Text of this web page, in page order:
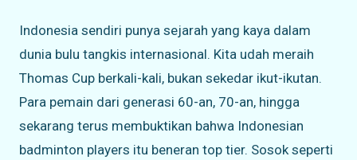
Indonesia sendiri punya sejarah yang kaya dalam
dunia bulu tangkis internasional. Kita udah meraih
Thomas Cup berkali-kali, bukan sekedar ikut-ikutan.
Para pemain dari generasi 60-an, 70-an, hingga
sekarang terus membuktikan bahwa Indonesian
badminton players itu beneran top tier. Sosok seperti